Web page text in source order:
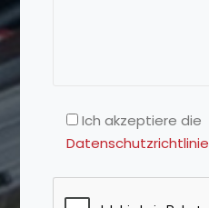
Ich akzeptiere die
Datenschutzrichtlinie